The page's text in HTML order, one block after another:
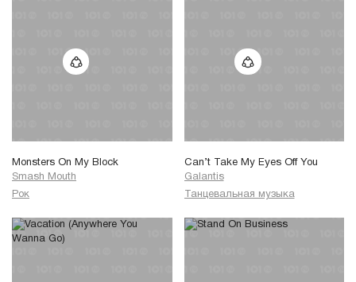
Monsters On My Block
Smash Mouth
Рок
Can’t Take My Eyes Off You
Galantis
Танцевальная музыка